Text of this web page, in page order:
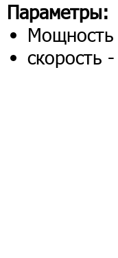
Параметры:
Мощность
скорость